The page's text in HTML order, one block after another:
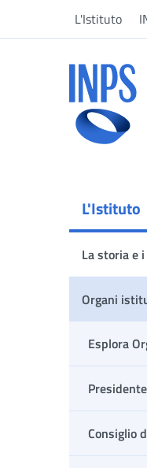
L'Istituto
L'Istituto
La storia e
Organi
Esplora
Presidente
Consiglio